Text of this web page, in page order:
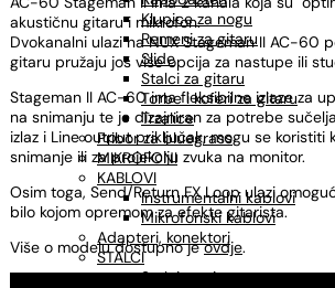
Klupice za nogu
Remeni za gitaru
Slide
Stalci za gitaru
Torbe i koferi za gitaru
Trzalice
Pribor za bluegrass
MIKROFONI
KABLOVI
Instrumentalni kablovi
Mikrofonski kablovi
Adapteri, konektori
STALCI
Stalci za gitaru
akustičnu gitaru i mikrofon.
Dvokanalni ulazi na NUX Stageman II AC-60
gitaru pružaju još više opcija za nastupe ili
Stageman II AC-60 ima fleksibilne izlaze za
na snimanju te je dizajniran za potrebe
izlaz i Line output priključak, mogu se koristiti
snimanje ili za projekciju zvuka na monitor.
Osim toga, Send/Return FX Loop ulazi
bilo kojom opremom za efekte gitarista.
Više o modelu dostupno jeovdje.